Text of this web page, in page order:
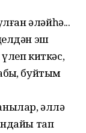
әләйһә...
эш
киткәс,
буйтым
әллә
тап